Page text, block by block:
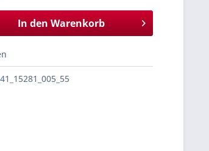
In den Warenkorb